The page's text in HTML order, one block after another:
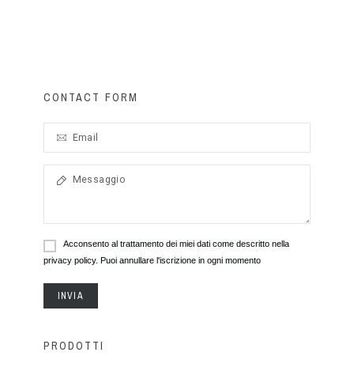
CONTACT FORM
Acconsento al trattamento dei miei dati come descritto nella
privacy policy. Puoi annullare l'iscrizione in ogni momento
INVIA
PRODOTTI